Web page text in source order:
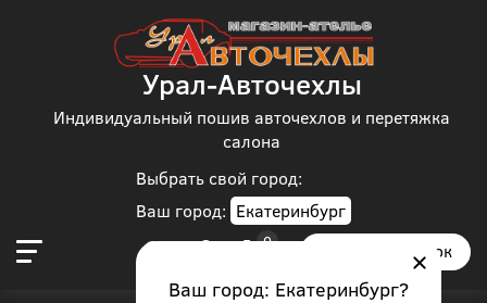
Выбрать свой город:
Ваш город: Екатеринбург
Ваш город: Екатеринбург?
Урал-Авточехлы
Индивидуальный пошив авточехлов и перетяжка
салона
Заказать звонок